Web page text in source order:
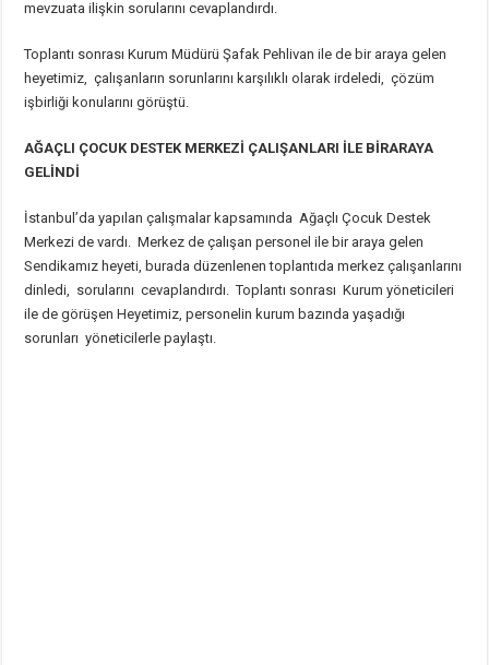
mevzuata ilişkin sorularını cevaplandırdı.
Toplantı sonrası Kurum Müdürü Şafak Pehlivan ile de bir araya gelen
heyetimiz, çalışanların sorunlarını karşılıklı olarak irdeledi, çözüm
işbirliği konularını görüştü.
AĞAÇLI ÇOCUK DESTEK MERKEZİ ÇALIŞANLARI İLE BİRARAYA
GELİNDİ
İstanbul’da yapılan çalışmalar kapsamında Ağaçlı Çocuk Destek
Merkezi de vardı. Merkez de çalışan personel ile bir araya gelen
Sendikamız heyeti, burada düzenlenen toplantıda merkez çalışanlarını
dinledi, sorularını cevaplandırdı. Toplantı sonrası Kurum yöneticileri
ile de görüşen Heyetimiz, personelin kurum bazında yaşadığı
sorunları yöneticilerle paylaştı.